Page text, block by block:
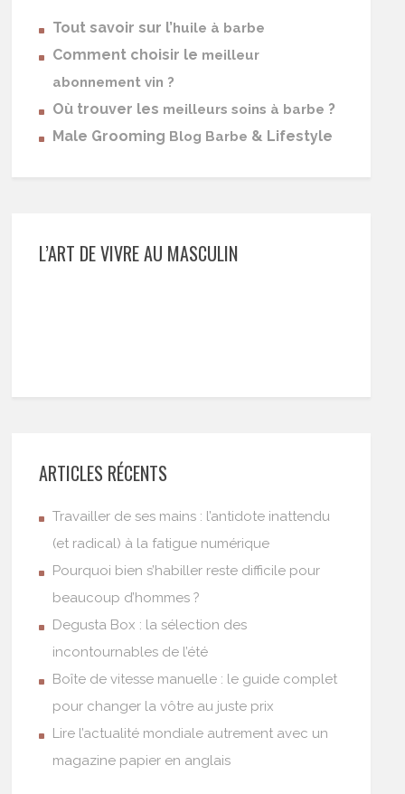
Tout savoir sur l’huile à barbe
Comment choisir le meilleur
abonnement vin ?
Où trouver les meilleurs soins à barbe ?
Male Grooming Blog Barbe & Lifestyle
L’ART DE VIVRE AU MASCULIN
ARTICLES RÉCENTS
Travailler de ses mains : l’antidote inattendu
(et radical) à la fatigue numérique
Pourquoi bien s’habiller reste difficile pour
beaucoup d’hommes ?
Degusta Box : la sélection des
incontournables de l’été
Boîte de vitesse manuelle : le guide complet
pour changer la vôtre au juste prix
Lire l’actualité mondiale autrement avec un
magazine papier en anglais